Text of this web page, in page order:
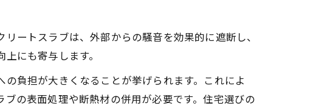
ートスラブは、外部からの騒音を効果的に遮断し、
にも寄与します。
負担が大きくなることが挙げられます。これによ
の表面処理や断熱材の併用が必要です。住宅選びの